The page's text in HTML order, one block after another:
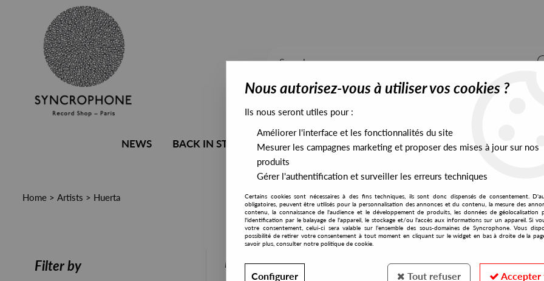
NEWS BACK IN STOCK ALL STOCK EXCLUSIVES PRESALES EXCLUSIVES
Home > Artists > Huerta
Filter by PRESALES EXCLUSIVES
Nous autorisez-vous à utiliser vos cookies ?
Ils nous seront utiles pour :
Améliorer l'interface et les fonctionnalités du site
Mesurer les campagnes marketing et proposer des mises à jour sur nos
produits
Gérer l'authentification et surveiller les erreurs techniques
Certains cookies sont nécessaires à des fins techniques, ils sont donc dispensés de consentement.
obligatoires, peuvent être utilisés pour la personnalisation des annonces et du contenu, la mesure des
contenu, la connaissance de l'audience et le développement de produits, les données de géolocalisation
l'identification par le balayage de l'appareil, le stockage et/ou l'accès aux informations sur un appareil. Si
votre consentement, celui-ci sera valable sur l’ensemble des sous-domaines de Syncrophone. Vous
possibilité de retirer votre consentement à tout moment en cliquant sur le widget en bas à droite de la
savoir plus, consulter notre politique de cookie.
Configurer Tout refuser Accepter